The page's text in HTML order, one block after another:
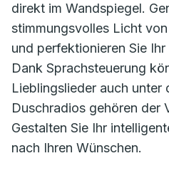
direkt im Wandspiegel.
stimmungsvolles Licht
und perfektionieren Sie
Dank Sprachsteuerung
Lieblingslieder auch unter
Duschradios gehören der
Gestalten Sie Ihr
nach Ihren Wünschen.